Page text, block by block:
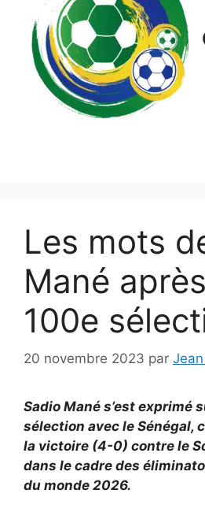
Les mots
Mané
100e
20 novembre 2023 par Jean
Sadio Mané s’est exprimé
sélection avec le Sénégal,
la victoire (4-0) contre le
dans le cadre des
du monde 2026.